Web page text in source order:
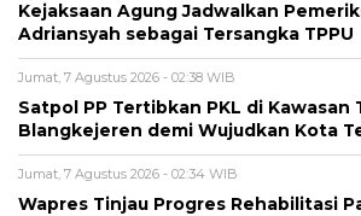
Kejaksaan Agung Jadwalkan
Adriansyah sebagai Tersangka TPPU
Jumat, 7 Agustus 2026 - 02:38 WIB
Satpol PP Tertibkan PKL di Kawasan
Blangkejeren demi Wujudkan Kota
Jumat, 7 Agustus 2026 - 02:34 WIB
Wapres Tinjau Progres Rehabilitasi